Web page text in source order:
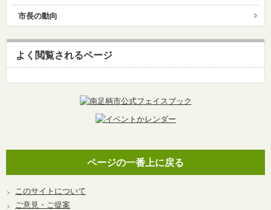
市長の動向
よく閲覧されるページ
ページの一番上に戻る
このサイトについて
ご意見・ご提案